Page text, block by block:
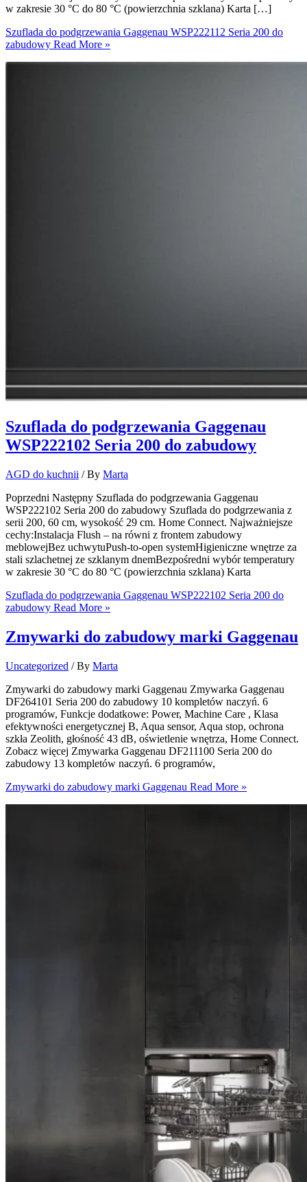
w zakresie 30 °C do 80 °C (powierzchnia szklana) Karta […]
Szuflada do podgrzewania Gaggenau WSP222112 Seria 200 do
zabudowy Read More »
Szuflada do podgrzewania Gaggenau
WSP222102 Seria 200 do zabudowy
AGD do kuchnii / By Marta
Poprzedni Następny Szuflada do podgrzewania Gaggenau
WSP222102 Seria 200 do zabudowy Szuflada do podgrzewania z
serii 200, 60 cm, wysokość 29 cm. Home Connect. Najważniejsze
cechy:Instalacja Flush – na równi z frontem zabudowy
meblowejBez uchwytuPush-to-open systemHigieniczne wnętrze za
stali szlachetnej ze szklanym dnemBezpośredni wybór temperatury
w zakresie 30 °C do 80 °C (powierzchnia szklana) Karta
Szuflada do podgrzewania Gaggenau WSP222102 Seria 200 do
zabudowy Read More »
Zmywarki do zabudowy marki Gaggenau
Uncategorized / By Marta
Zmywarki do zabudowy marki Gaggenau Zmywarka Gaggenau
DF264101 Seria 200 do zabudowy 10 kompletów naczyń. 6
programów, Funkcje dodatkowe: Power, Machine Care , Klasa
efektywności energetycznej B, Aqua sensor, Aqua stop, ochrona
szkła Zeolith, głośność 43 dB, oświetlenie wnętrza, Home Connect.
Zobacz więcej Zmywarka Gaggenau DF211100 Seria 200 do
zabudowy 13 kompletów naczyń. 6 programów,
Zmywarki do zabudowy marki Gaggenau Read More »